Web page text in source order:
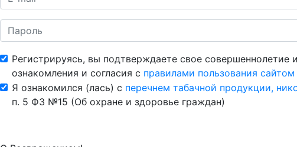
Регистрируясь, вы подтверждаете свое совершеннолетие
ознакомления и согласия с правилами пользования сайтом
Я ознакомился (лась) с перечнем табачной продукции,
п. 5 ФЗ №15 (Об охране и здоровье граждан)